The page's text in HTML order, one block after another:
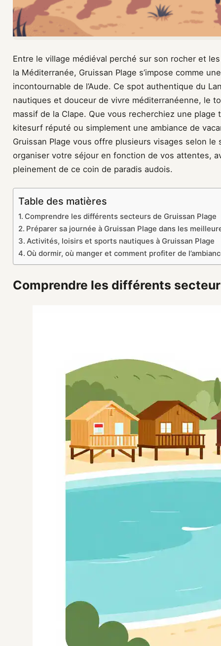
Entre le village médiéval perché sur son rocher et
la Méditerranée, Gruissan Plage s’impose comme
incontournable de l’Aude. Ce spot authentique du
nautiques et douceur de vivre méditerranéenne, le
massif de la Clape. Que vous recherchiez une
kitesurf réputé ou simplement une ambiance de
Gruissan Plage vous offre plusieurs visages selon
organiser votre séjour en fonction de vos attentes,
pleinement de ce coin de paradis audois.
Table des matières
Comprendre les différents secteurs de Gruissan Plage
Préparer sa journée à Gruissan Plage dans les
Activités, loisirs et sports nautiques à Gruissan Plage
Où dormir, où manger et comment profiter de
Comprendre les différents